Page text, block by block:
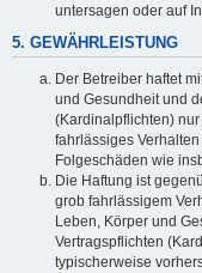
untersagen oder auf
5. GEWÄHRLEISTUNG
Der Betreiber haftet
und Gesundheit und
(Kardinalpflichten)
fahrlässiges
Folgeschäden wie
Die Haftung ist
grob fahrlässigem
Leben, Körper und
Vertragspflichten
typischerweise